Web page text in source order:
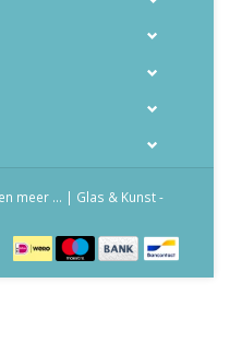
meer ... | Glas & Kunst -